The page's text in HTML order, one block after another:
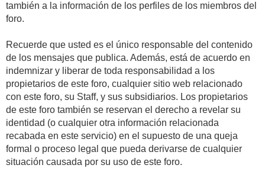
también a la información de los perfiles de los miembros del
foro.
Recuerde que usted es el único responsable del contenido
de los mensajes que publica. Además, está de acuerdo en
indemnizar y liberar de toda responsabilidad a los
propietarios de este foro, cualquier sitio web relacionado
con este foro, su Staff, y sus subsidiarios. Los propietarios
de este foro también se reservan el derecho a revelar su
identidad (o cualquier otra información relacionada
recabada en este servicio) en el supuesto de una queja
formal o proceso legal que pueda derivarse de cualquier
situación causada por su uso de este foro.